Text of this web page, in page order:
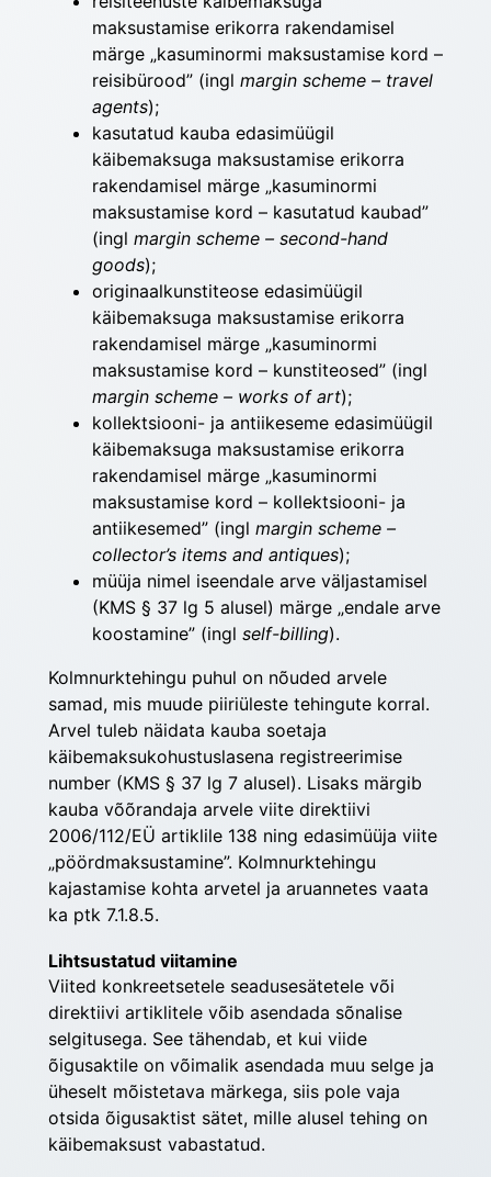
maksustamise erikorra rakendamisel
märge „kasuminormi maksustamise kord –
reisibürood” (ingl margin scheme – travel
agents);
kasutatud kauba edasimüügil
käibemaksuga maksustamise erikorra
rakendamisel märge „kasuminormi
maksustamise kord – kasutatud kaubad”
(ingl margin scheme – second-hand
goods);
originaalkunstiteose edasimüügil
käibemaksuga maksustamise erikorra
rakendamisel märge „kasuminormi
maksustamise kord – kunstiteosed” (ingl
margin scheme – works of art);
kollektsiooni- ja antiikeseme edasimüügil
käibemaksuga maksustamise erikorra
rakendamisel märge „kasuminormi
maksustamise kord – kollektsiooni- ja
antiikesemed” (ingl margin scheme –
collector’s items and antiques);
müüja nimel iseendale arve väljastamisel
(KMS § 37 lg 5 alusel) märge „endale arve
koostamine” (ingl self-billing).
Kolmnurktehingu puhul on nõuded arvele
samad, mis muude piiriüleste tehingute korral.
Arvel tuleb näidata kauba soetaja
käibemaksukohustuslasena registreerimise
number (KMS § 37 lg 7 alusel). Lisaks märgib
kauba võõrandaja arvele viite direktiivi
2006/112/EÜ artiklile 138 ning edasimüüja viite
„pöördmaksustamine”. Kolmnurktehingu
kajastamise kohta arvetel ja aruannetes vaata
ka ptk 7.1.8.5.
Lihtsustatud viitamine
Viited konkreetsetele seadusesätetele või
direktiivi artiklitele võib asendada sõnalise
selgitusega. See tähendab, et kui viide
õigusaktile on võimalik asendada muu selge ja
üheselt mõistetava märkega, siis pole vaja
otsida õigusaktist sätet, mille alusel tehing on
käibemaksust vabastatud.